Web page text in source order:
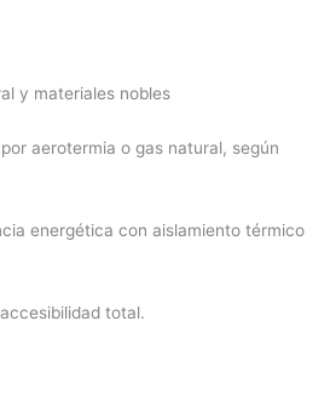
y materiales nobles
aerotermia o gas natural, según
energética con aislamiento térmico
total.